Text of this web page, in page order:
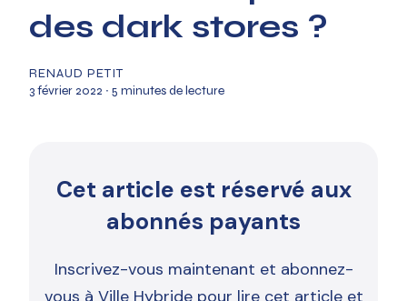
des dark stores ?
RENAUD PETIT
3 février 2022 ∙ 5 minutes de lecture
Cet article est réservé aux
abonnés payants
Inscrivez-vous maintenant et abonnez-
vous à Ville Hybride pour lire cet article et